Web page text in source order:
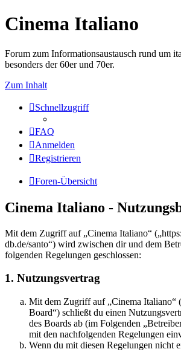
Cinema Italiano
Forum zum Informationsaustausch rund um
besonders der 60er und 70er.
Zum Inhalt
Schnellzugriff
FAQ
Anmelden
Registrieren
Foren-Übersicht
Cinema Italiano -
Mit dem Zugriff auf „Cinema Italiano“
db.de/santo“) wird zwischen dir und dem
folgenden Regelungen geschlossen:
1. Nutzungsvertrag
Mit dem Zugriff auf „Cinema Italiano“
Board“) schließt du einen
des Boards ab (im Folgenden
mit den nachfolgenden Regelungen
Wenn du mit diesen Regelungen nicht